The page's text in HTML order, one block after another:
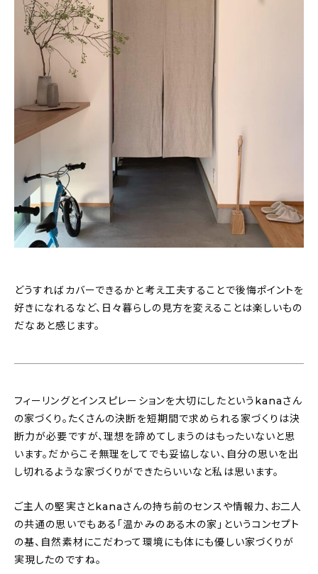
どうすればカバーできるかと考え工夫することで後悔ポイントを
好きになれるなど、日々暮らしの見方を変えることは楽しいもの
だなあと感じます。
フィーリングとインスピレーションを大切にしたというkanaさん
の家づくり。たくさんの決断を短期間で求められる家づくりは決
断力が必要ですが、理想を諦めてしまうのはもったいないと思
います。だからこそ無理をしてでも妥協しない、自分の思いを出
し切れるような家づくりができたらいいなと私は思います。
ご主人の堅実さとkanaさんの持ち前のセンスや情報力、お二人
の共通の思いでもある「温かみのある木の家」というコンセプト
の基、自然素材にこだわって環境にも体にも優しい家づくりが
実現したのですね。